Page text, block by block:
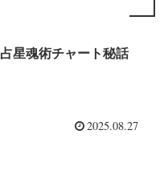
星魂術チャート秘話
2025.08.27